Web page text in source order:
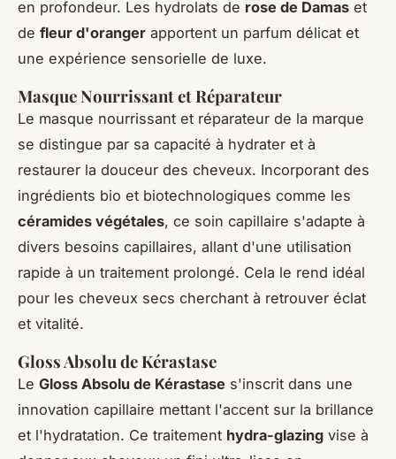
en profondeur. Les hydrolats de rose de Damas et
de fleur d'oranger apportent un parfum délicat et
une expérience sensorielle de luxe.
Masque Nourrissant et Réparateur
Le masque nourrissant et réparateur de la marque
se distingue par sa capacité à hydrater et à
restaurer la douceur des cheveux. Incorporant des
ingrédients bio et biotechnologiques comme les
céramides végétales, ce soin capillaire s'adapte à
divers besoins capillaires, allant d'une utilisation
rapide à un traitement prolongé. Cela le rend idéal
pour les cheveux secs cherchant à retrouver éclat
et vitalité.
Gloss Absolu de Kérastase
Le Gloss Absolu de Kérastase s'inscrit dans une
innovation capillaire mettant l'accent sur la brillance
et l'hydratation. Ce traitement hydra-glazing vise à